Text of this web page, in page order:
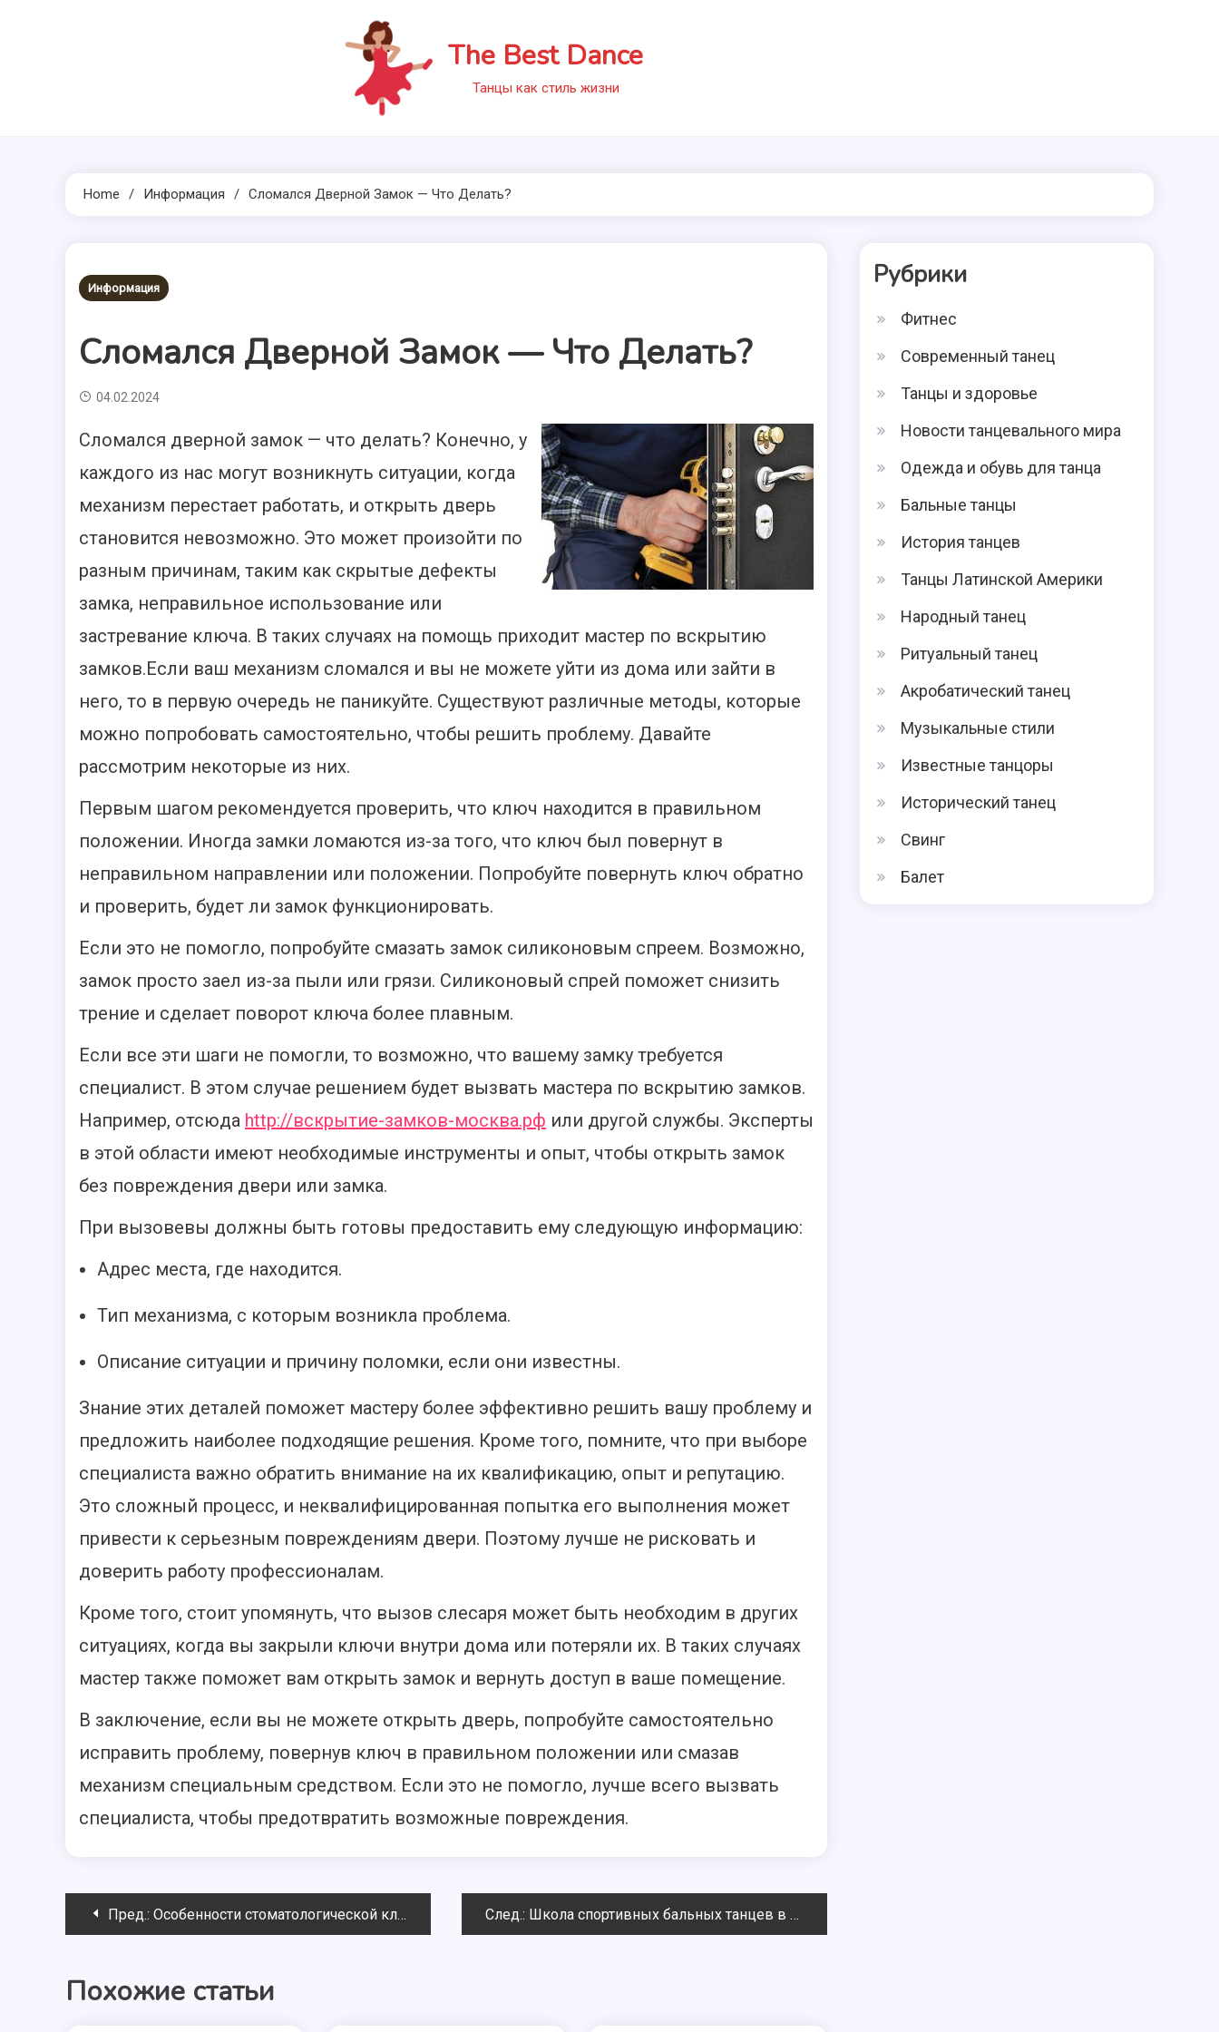
The Best Dance
Танцы как стиль жизни
Home Информация Сломался Дверной Замок — Что Делать?
Информация
Сломался Дверной Замок — Что Делать?
04.02.2024
Сломался дверной замок — что делать? Конечно, у
каждого из нас могут возникнуть ситуации, когда
механизм перестает работать, и открыть дверь
становится невозможно. Это может произойти по
разным причинам, таким как скрытые дефекты
замка, неправильное использование или
застревание ключа. В таких случаях на помощь приходит мастер по вскрытию
замков.Если ваш механизм сломался и вы не можете уйти из дома или зайти в
него, то в первую очередь не паникуйте. Существуют различные методы, которые
можно попробовать самостоятельно, чтобы решить проблему. Давайте
рассмотрим некоторые из них.
Первым шагом рекомендуется проверить, что ключ находится в правильном
положении. Иногда замки ломаются из-за того, что ключ был повернут в
неправильном направлении или положении. Попробуйте повернуть ключ обратно
и проверить, будет ли замок функционировать.
Если это не помогло, попробуйте смазать замок силиконовым спреем. Возможно,
замок просто заел из-за пыли или грязи. Силиконовый спрей поможет снизить
трение и сделает поворот ключа более плавным.
Если все эти шаги не помогли, то возможно, что вашему замку требуется
специалист. В этом случае решением будет вызвать мастера по вскрытию замков.
Например, отсюда http://вскрытие-замков-москва.рф или другой службы. Эксперты
в этой области имеют необходимые инструменты и опыт, чтобы открыть замок
без повреждения двери или замка.
При вызовевы должны быть готовы предоставить ему следующую информацию:
Адрес места, где находится.
Тип механизма, с которым возникла проблема.
Описание ситуации и причину поломки, если они известны.
Знание этих деталей поможет мастеру более эффективно решить вашу проблему и
предложить наиболее подходящие решения. Кроме того, помните, что при выборе
специалиста важно обратить внимание на их квалификацию, опыт и репутацию.
Это сложный процесс, и неквалифицированная попытка его выполнения может
привести к серьезным повреждениям двери. Поэтому лучше не рисковать и
доверить работу профессионалам.
Кроме того, стоит упомянуть, что вызов слесаря может быть необходим в других
ситуациях, когда вы закрыли ключи внутри дома или потеряли их. В таких случаях
мастер также поможет вам открыть замок и вернуть доступ в ваше помещение.
В заключение, если вы не можете открыть дверь, попробуйте самостоятельно
исправить проблему, повернув ключ в правильном положении или смазав
механизм специальным средством. Если это не помогло, лучше всего вызвать
специалиста, чтобы предотвратить возможные повреждения.
Навигация
записям
Пред.: Особенности стоматологической клиники «Новый век» След.: Школа спортивных бальных танцев в Тюмени — Артемида
Похожие статьи
Рубрики
Фитнес
Современный танец
Танцы и здоровье
Новости танцевального мира
Одежда и обувь для танца
Бальные танцы
История танцев
Танцы Латинской Америки
Народный танец
Ритуальный танец
Акробатический танец
Музыкальные стили
Известные танцоры
Исторический танец
Свинг
Балет